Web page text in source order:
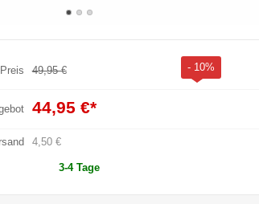
Preis 49,95 € - 10%
44,95 €*
4,50 €
3-4 Tage